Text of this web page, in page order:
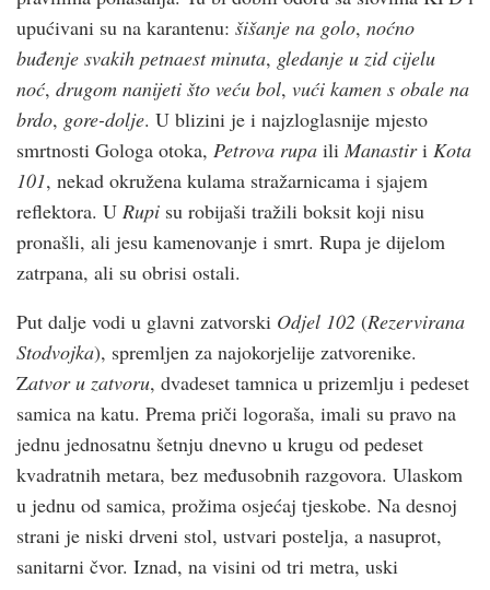
upućivani su na karantenu: šišanje na golo, noćno
buđenje svakih petnaest minuta, gledanje u zid cijelu
noć, drugom nanijeti što veću bol, vući kamen s obale na
brdo, gore-dolje. U blizini je i najzloglasnije mjesto
smrtnosti Gologa otoka, Petrova rupa ili Manastiri Kota
101, nekad okružena kulama stražarnicama i sjajem
reflektora. U Rupi su robijaši tražili boksit koji nisu
pronašli, ali jesu kamenovanje i smrt. Rupa je dijelom
zatrpana, ali su obrisi ostali.
Put dalje vodi u glavni zatvorski Odjel 102 (Rezervirana
Stodvojka), spremljen za najokorjelije zatvorenike.
Zatvor u zatvoru, dvadeset tamnica u prizemlju i pedeset
samica na katu. Prema priči logoraša, imali su pravo na
jednu jednosatnu šetnju dnevno u krugu od pedeset
kvadratnih metara, bez međusobnih razgovora. Ulaskom
u jednu od samica, prožima osjećaj tjeskobe. Na desnoj
strani je niski drveni stol, ustvari postelja, a nasuprot,
sanitarni čvor. Iznad, na visini od tri metra, uski